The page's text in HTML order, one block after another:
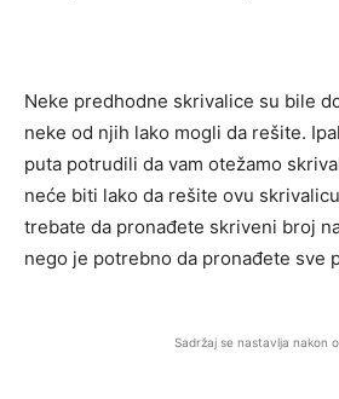
Neke predhodne skrivalice su bile
neke od njih lako mogli da rešite.
puta potrudili da vam otežamo
neće biti lako da rešite ovu
trebate da pronađete skriveni broj
nego je potrebno da pronađete sve
Sadržaj se nastavlja nakon